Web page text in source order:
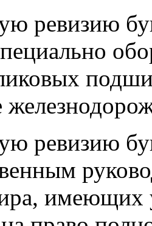
ревизию
ревизию
имеющих